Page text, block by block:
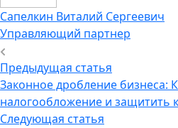
Сапелкин Виталий Сергеевич
Управляющий партнер
Предыдущая статья
Законное дробление бизнеса:
налогообложение и защитить
Следующая статья